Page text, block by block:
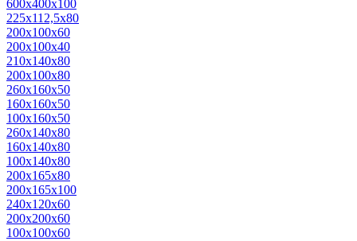
600х400х100
225х112,5х80
200х100х60
200х100х40
210х140х80
200х100х80
260х160х50
160х160х50
100х160х50
260х140х80
160х140х80
100х140х80
200х165х80
200х165х100
240х120х60
200х200х60
100х100х60